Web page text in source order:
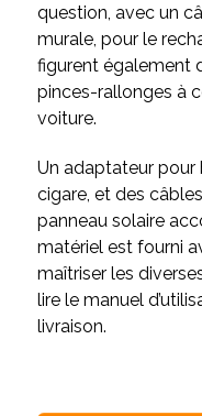
question, avec un
murale, pour le
figurent également
pinces-rallonges à
voiture.
Un adaptateur pour
cigare, et des
panneau solaire
matériel est fourni
maîtriser les
lire le manuel
livraison.